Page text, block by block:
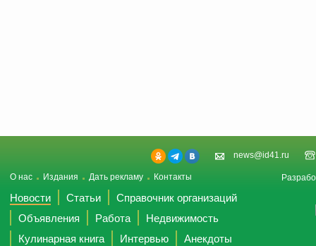
news@id41.ru
О нас Издания Дать рекламу Контакты
Новости Статьи
Справочник организаций
Объявления
Работа
Недвижимость
Кулинарная книга
Интервью Анекдоты